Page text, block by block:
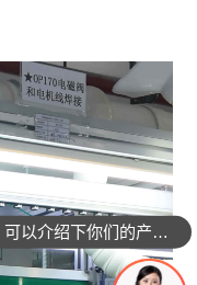
可以介绍下你们的产品么